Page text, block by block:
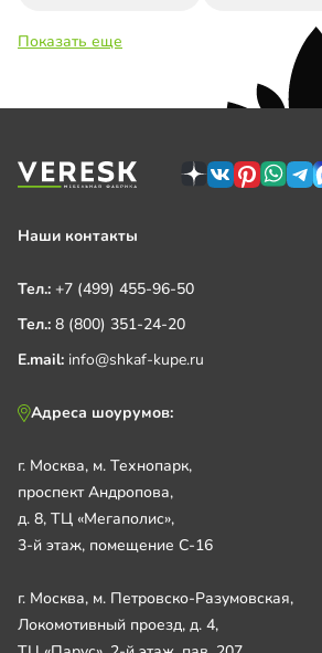
Показать еще
Наши контакты
Тел.: +7 (499) 455-96-50
Тел.: 8 (800) 351-24-20
E.mail: info@shkaf-kupe.ru
Адреса шоурумов:
г. Москва, м. Технопарк,
проспект Андропова,
д. 8, ТЦ «Мегаполис»,
3-й этаж, помещение С-16
г. Москва, м. Петровско-Разумовская,
Локомотивный проезд, д. 4,